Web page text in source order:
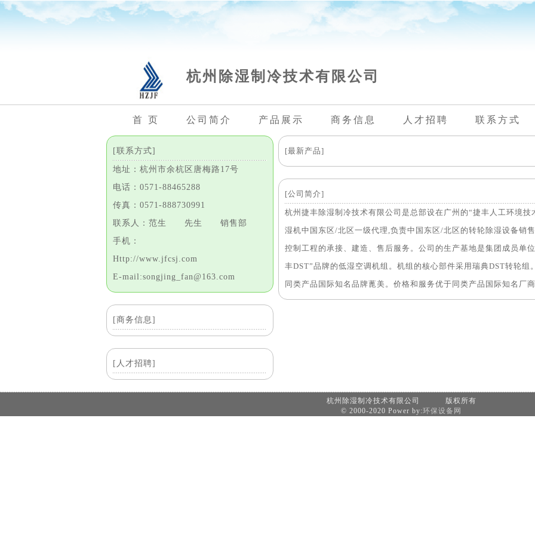
杭州除湿制冷技术有限公司
首 页 公司简介 产品展示 商务信息 人才招聘 联系方式
[联系方式]
地址：杭州市余杭区唐梅路17号
电话：0571-88465288
传真：0571-888730991
联系人：范生 先生 销售部
手机：
Http://www.jfcsj.com
E-mail:songjing_fan@163.com
[商务信息]
[人才招聘]
[最新产品]
[公司简介]
杭州捷丰除湿制冷技术有限公司是总部设在广州的“捷丰人工环境
湿机中国东区/北区一级代理,负责中国东区/北区的转轮除湿设备销
控制工程的承接、建造、售后服务。公司的生产基地是集团成员单
丰DST”品牌的低湿空调机组。机组的核心部件采用瑞典DST转轮
同类产品国际知名品牌蓖美。价格和服务优于同类产品国际知名厂
杭州除湿制冷技术有限公司 版权所有
© 2000-2020 Power by:环保设备网